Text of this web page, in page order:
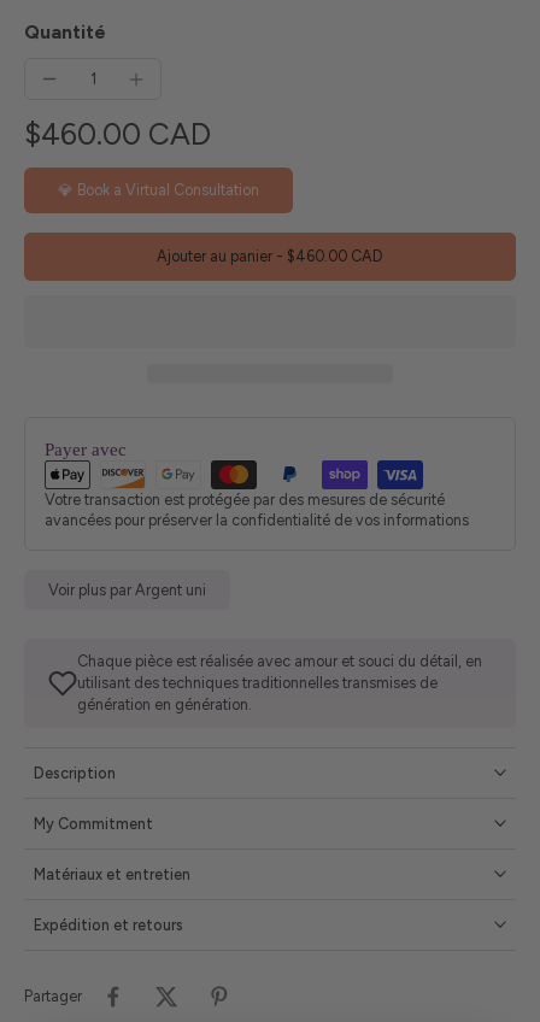
Quantité
$460.00 CAD
💎 Book a Virtual Consultation
Ajouter au panier - $460.00 CAD
Payer avec
Votre transaction est protégée par des mesures de sécurité
avancées pour préserver la confidentialité de vos informations
Voir plus par Argent uni
Chaque pièce est réalisée avec amour et souci du détail, en
utilisant des techniques traditionnelles transmises de
génération en génération.
Description
My Commitment
Matériaux et entretien
Expédition et retours
Partager